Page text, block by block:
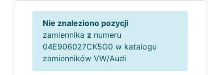
Nie znaleziono pozycji
zamiennika z numeru
04E906027CK5G0 w katalogu
zamienników VW/Audi